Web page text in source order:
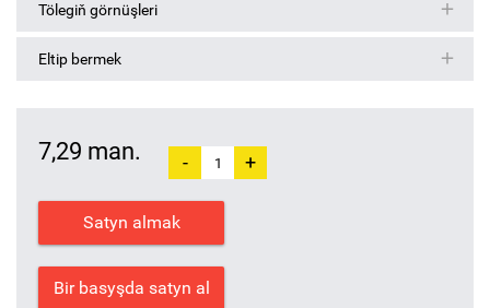
Tölegiň görnüşleri
Eltip bermek
7,29 man. - +
Satyn almak
Bir basyşda satyn al